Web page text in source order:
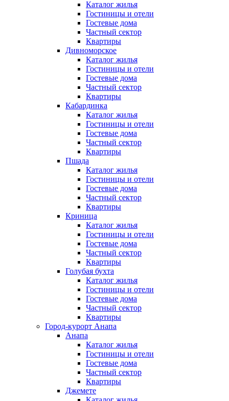
Каталог жилья
Гостиницы и отели
Гостевые дома
Частный сектор
Квартиры
Дивноморское
Каталог жилья
Гостиницы и отели
Гостевые дома
Частный сектор
Квартиры
Кабардинка
Каталог жилья
Гостиницы и отели
Гостевые дома
Частный сектор
Квартиры
Пшада
Каталог жилья
Гостиницы и отели
Гостевые дома
Частный сектор
Квартиры
Криница
Каталог жилья
Гостиницы и отели
Гостевые дома
Частный сектор
Квартиры
Голубая бухта
Каталог жилья
Гостиницы и отели
Гостевые дома
Частный сектор
Квартиры
Город-курорт Анапа
Анапа
Каталог жилья
Гостиницы и отели
Гостевые дома
Частный сектор
Квартиры
Джемете